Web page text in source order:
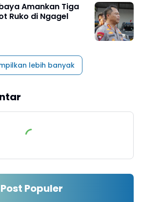
Amankan Tiga
Ruko di Ngagel
lebih banyak
Post Populer